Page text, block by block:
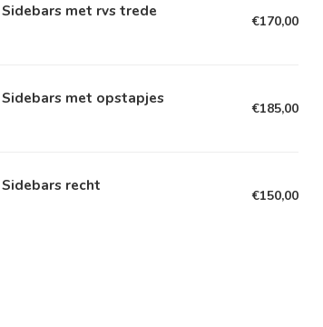
Sidebars met rvs trede
€170,00
Sidebars met opstapjes
€185,00
recht
€150,00